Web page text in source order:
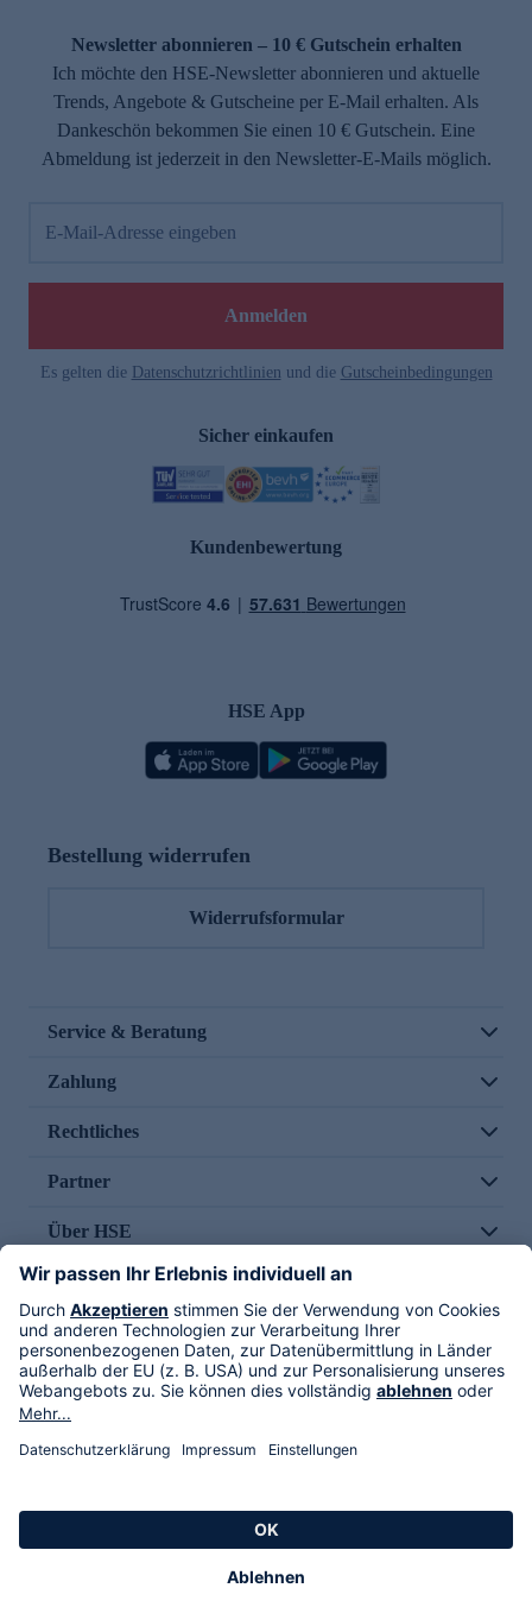
Newsletter abonnieren – 10 € Gutschein erhalten
Ich möchte den HSE-Newsletter abonnieren und aktuelle
Trends, Angebote & Gutscheine per E-Mail erhalten. Als
Dankeschön bekommen Sie einen 10 € Gutschein. Eine
Abmeldung ist jederzeit in den Newsletter-E-Mails möglich.
E-Mail-Adresse eingeben
Anmelden
Es gelten die Datenschutzrichtlinien und die Gutscheinbedingungen
Sicher einkaufen
Kundenbewertung
HSE App
Bestellung widerrufen
Widerrufsformular
Service & Beratung
Zahlung
Rechtliches
Partner
Über HSE
Im TV
HSE International